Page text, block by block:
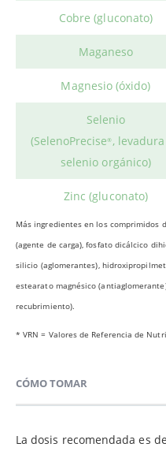
Cobre (gluconato)
Maganeso
Magnesio (óxido)
Selenio
(SelenoPrecise® ,
selenio orgánico)
Zinc (gluconato)
Más ingredientes en los comprimidos
(agente de carga), fosfato dicálcico
silicio (aglomerantes),
estearato magnésico
recubrimiento).
* VRN = Valores de Referencia de
CÓMO TOMAR
La dosis recomendada es de